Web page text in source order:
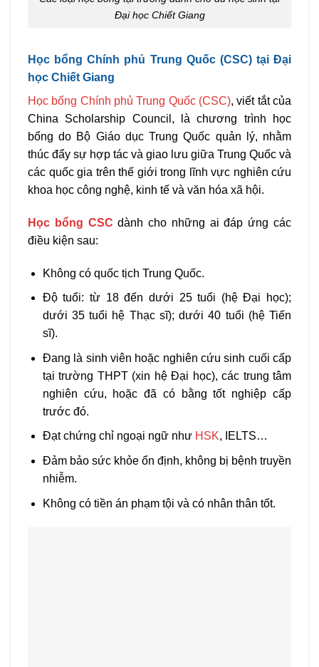
Đại học Chiết Giang
Học bổng Chính phủ Trung Quốc (CSC) tại Đại
học Chiết Giang
Học bổng Chính phủ Trung Quốc (CSC), viết tắt của
China Scholarship Council, là chương trình học
bổng do Bộ Giáo dục Trung Quốc quản lý, nhằm
thúc đẩy sự hợp tác và giao lưu giữa Trung Quốc và
các quốc gia trên thế giới trong lĩnh vực nghiên cứu
khoa học công nghệ, kinh tế và văn hóa xã hội.
Học bổng CSC dành cho những ai đáp ứng các
điều kiện sau:
Không có quốc tịch Trung Quốc.
Độ tuổi: từ 18 đến dưới 25 tuổi (hệ Đại học);
dưới 35 tuổi hệ Thạc sĩ); dưới 40 tuổi (hệ Tiến
sĩ).
Đang là sinh viên hoặc nghiên cứu sinh cuối cấp
tại trường THPT (xin hệ Đại học), các trung tâm
nghiên cứu, hoặc đã có bằng tốt nghiệp cấp
trước đó.
Đạt chứng chỉ ngoại ngữ như HSK, IELTS…
Đảm bảo sức khỏe ổn định, không bị bệnh truyền
nhiễm.
Không có tiền án phạm tội và có nhân thân tốt.